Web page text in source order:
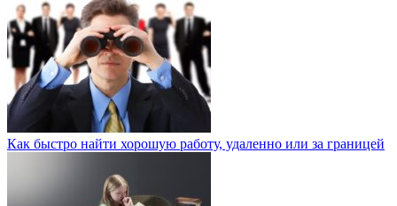
Как быстро найти хорошую работу, удаленно или за границей